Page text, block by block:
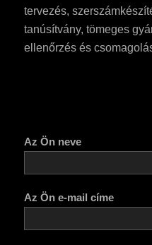
tervezés,
tanúsítvány, tömeges
ellenőrzés és
Az Ön neve
Az Ön e-mail címe